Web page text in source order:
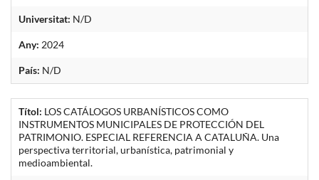
Universitat: N/D
Any: 2024
País: N/D
Títol: LOS CATÁLOGOS URBANÍSTICOS COMO
INSTRUMENTOS MUNICIPALES DE PROTECCIÓN DEL
PATRIMONIO. ESPECIAL REFERENCIA A CATALUÑA. Una
perspectiva territorial, urbanística, patrimonial y
medioambiental.